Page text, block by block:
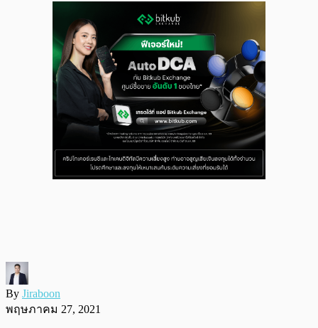
By Jiraboon
พฤษภาคม 27, 2021